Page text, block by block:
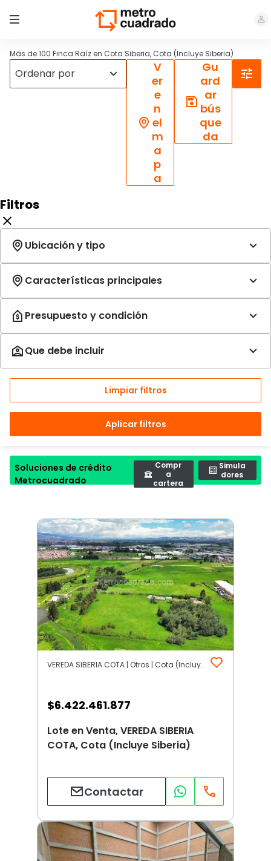
Más de 100 Finca Raíz en Cota Siberia, Cota (Incluye Siberia)
V
er
e
n
el
m
a
p
a
Gu
ard
ar
bús
que
da
Filtros
Limpiar filtros
Aplicar filtros
Soluciones de crédito
Metrocuadrado
Compr
a
cartera
Simula
dores
VEREDA SIBERIA COTA | Otros | Cota (Incluye Siberia)
$6.422.461.877
Lote en Venta, VEREDA SIBERIA
COTA, Cota (Incluye Siberia)
Contactar